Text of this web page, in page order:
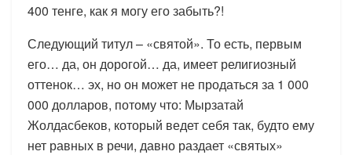
400 тенге, как я могу его забыть?!
Следующий титул – «святой». То есть, первым
его… да, он дорогой… да, имеет религиозный
оттенок… эх, но он может не продаться за 1 000
000 долларов, потому что: Мырзатай
Жолдасбеков, который ведет себя так, будто ему
нет равных в речи, давно раздает «святых»